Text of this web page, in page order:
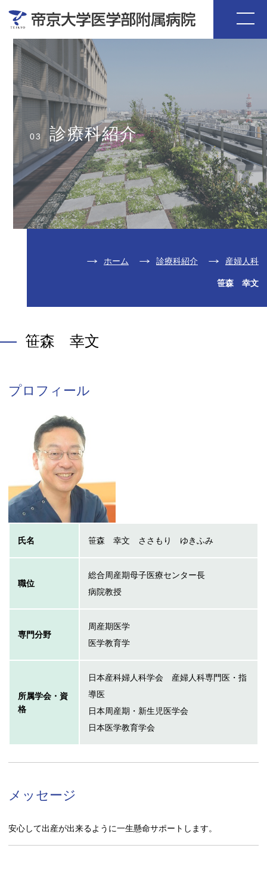
03 診療科紹介
ホーム 診療科紹介 産婦人科
笹森 幸文
笹森 幸文
プロフィール
氏名 笹森 幸文 ささもり ゆきふみ
職位
総合周産期母子医療センター長
病院教授
専門分野
周産期医学
医学教育学
所属学会・資
格
日本産科婦人科学会 産婦人科専門医・指
導医
日本周産期・新生児医学会
日本医学教育学会
メッセージ
安心して出産が出来るように一生懸命サポートします。